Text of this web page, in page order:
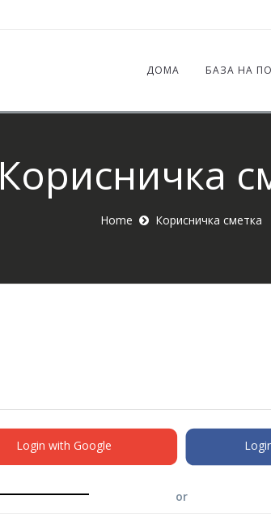
ДОМА БАЗА НА
Корисничка
Home Корисничка сметка
Login with Google
or